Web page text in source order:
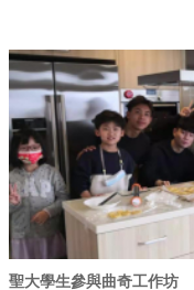
聖大學生參與曲奇工作坊